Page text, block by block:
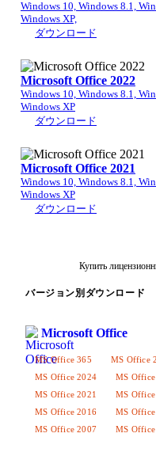
Windows 10, Windows 8.1,
Windows XP,
ダウンロード
Microsoft Office 2022
Windows 10, Windows 8.1,
Windows XP
ダウンロード
Microsoft Office 2021
Windows 10, Windows 8.1,
Windows XP
ダウンロード
Купить
バージョン別ダウンロード
Microsoft Office
MS Office 365 MS Office
MS Office 2024
MS
MS Office 2021
MS
MS Office 2016
MS
MS Office 2007
MS